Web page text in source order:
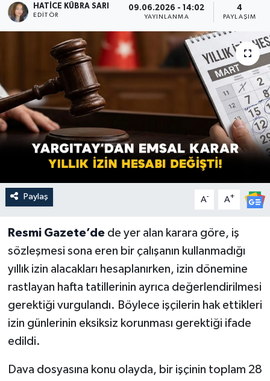
HATICE KÜBRA SARI
EDITÖR
09.06.2026 - 14:02
YAYINLANMA
4
PAYLAŞIM
Paylaş A- A+
Resmi Gazete’dede yer alan karara göre, iş
sözleşmesi sona eren bir çalışanın kullanmadığı
yıllık izin alacakları hesaplanırken, izin dönemine
rastlayan hafta tatillerinin ayrıca değerlendirilmesi
gerektiği vurgulandı. Böylece işçilerin hak ettikleri
izin günlerinin eksiksiz korunması gerektiği ifade
edildi.
Dava dosyasına konu olayda, bir işçinin toplam 28